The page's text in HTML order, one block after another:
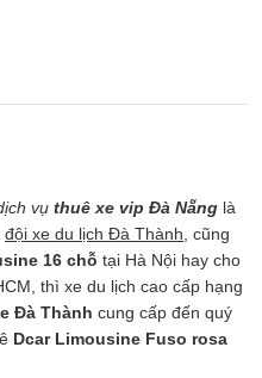
vụ thuê xe vip Đà Nẵng là
đội xe du lịch Đà Thành , cũng
16 chỗ tại Hà Nội hay cho
thì xe du lịch cao cấp hạng
Đà Thành cung cấp đến quý
Dcar Limousine Fuso rosa